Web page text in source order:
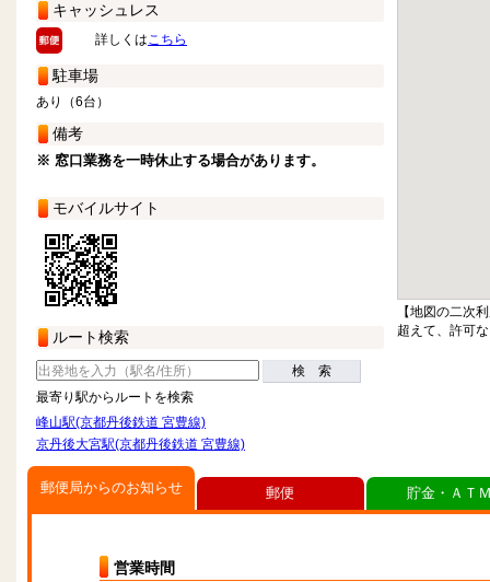
キャッシュレス
詳しくはこちら
駐車場
あり（6台）
備考
※ 窓口業務を一時休止する場合があります。
モバイルサイト
ルート検索
検 索
最寄り駅からルートを検索
峰山駅(京都丹後鉄道 宮豊線)
京丹後大宮駅(京都丹後鉄道 宮豊線)
【地図の二次
超えて、許可
郵便局からのお知らせ
営業時間
郵便 貯金・ＡＴ